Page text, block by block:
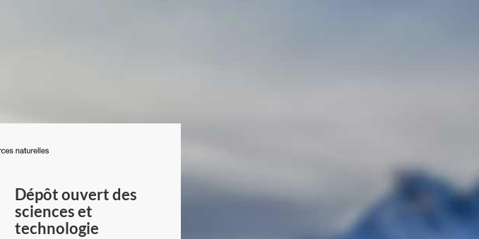
du
Canada
Dépôt ouvert des
sciences et
technologie